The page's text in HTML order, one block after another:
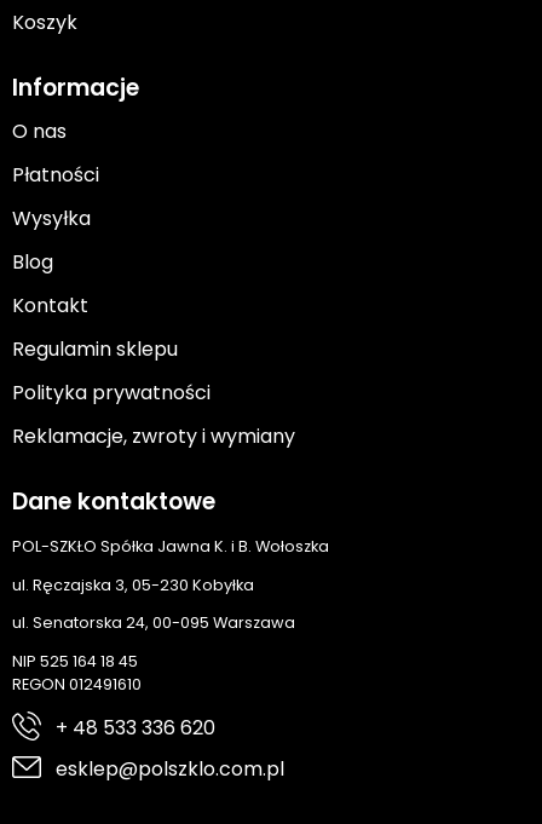
Koszyk
Informacje
O nas
Płatności
Wysyłka
Blog
Kontakt
Regulamin sklepu
Polityka prywatności
Reklamacje, zwroty i wymiany
Dane kontaktowe
POL-SZKŁO Spółka Jawna K. i B. Wołoszka
ul. Ręczajska 3, 05-230 Kobyłka
ul. Senatorska 24, 00-095 Warszawa
NIP 525 164 18 45
REGON 012491610
+ 48 533 336 620
esklep@polszklo.com.pl